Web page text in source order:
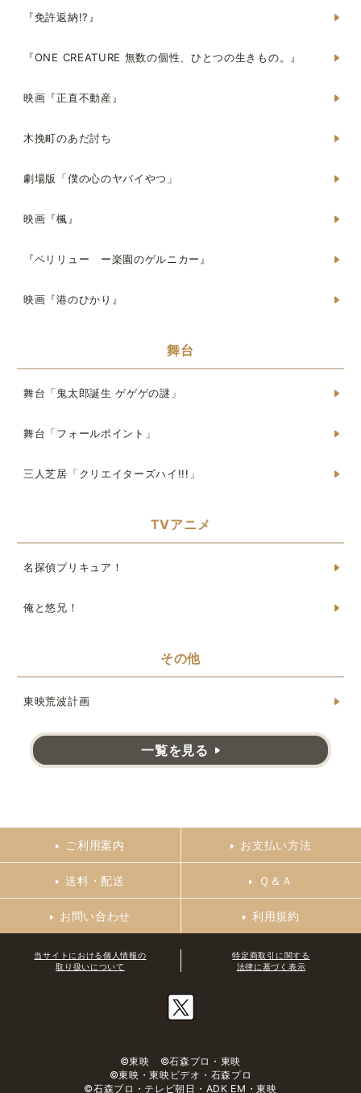
『免許返納!?』
『ONE CREATURE 無数の個性、ひとつの生きもの。』
映画『正直不動産』
木挽町のあだ討ち
劇場版「僕の心のヤバイやつ」
映画『楓』
『ペリリュー ー楽園のゲルニカー』
映画『港のひかり』
舞台
舞台「鬼太郎誕生 ゲゲゲの謎」
舞台「フォールポイント」
三人芝居「クリエイターズハイ!!!」
TVアニメ
名探偵プリキュア！
俺と悠兄！
その他
東映荒波計画
一覧を見る
ご利用案内 お支払い方法
送料・配送 Ｑ＆Ａ
お問い合わせ 利用規約
当サイトにおける個人情報の
取り扱いについて
特定商取引に関する
法律に基づく表示
©東映 ©石森プロ・東映
©東映・東映ビデオ・石森プロ
©石森プロ・テレビ朝日・ADK EM・東映